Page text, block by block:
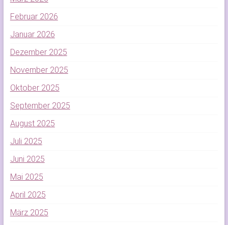
Februar 2026
Januar 2026
Dezember 2025
November 2025
Oktober 2025
September 2025
August 2025
Juli 2025
Juni 2025
Mai 2025
April 2025
März 2025